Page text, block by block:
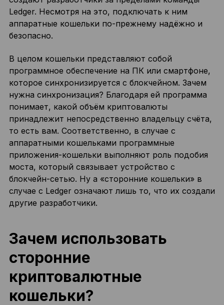
Ledger. Несмотря на это, подключать к ним
аппаратные кошельки по-прежнему надёжно и
безопасно.
В целом кошельки представляют собой
программное обеспечение на ПК или смартфоне,
которое синхронизируется с блокчейном. Зачем
нужна синхронизация? Благодаря ей программа
понимает, какой объём криптовалюты
принадлежит непосредственно владельцу счёта,
то есть вам. Соответственно, в случае с
аппаратными кошельками программные
приложения-кошельки выполняют роль подобия
моста, который связывает устройство с
блокчейн-сетью. Ну а «сторонние кошельки» в
случае с Ledger означают лишь то, что их создали
другие разработчики.
Зачем использовать
сторонние
криптовалютные
кошельки?